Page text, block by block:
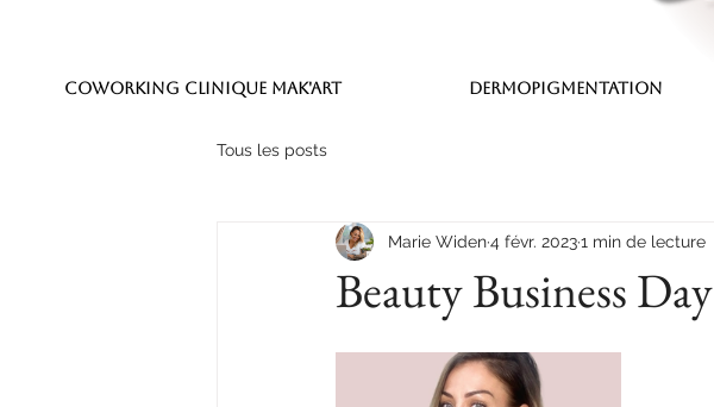
COWORKING Clinique MAK'ART Dermopigmentation
Tous les posts
Beauty Business Day
Marie Widen4 févr. 20231 min de lecture